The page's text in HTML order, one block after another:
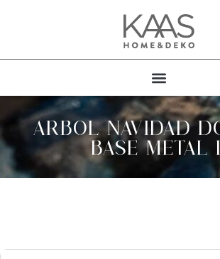
ARBOL NAVIDAD
BASE METAL